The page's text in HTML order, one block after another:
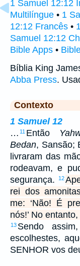
1 Samuel 12:12
Multilíngue • 1
12:12 Francês •
Samuel 12:12
Bible Apps •
Bíblia King
Abba Press.
Contexto
1 Samuel 12
… 11 Então
Bedan, Sansão;
livraram das
rodeavam, e
segurança.
12
rei dos
me: ‘Não! É
nós!’ No entanto,
13 Sendo
escolhestes,
SENHOR vos